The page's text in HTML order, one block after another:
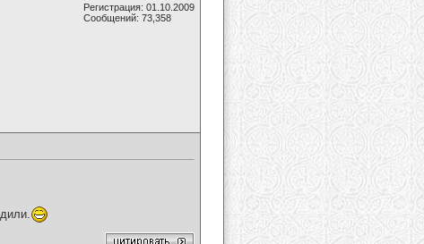
Регистрация: 01.10.2009
Сообщений: 73,358